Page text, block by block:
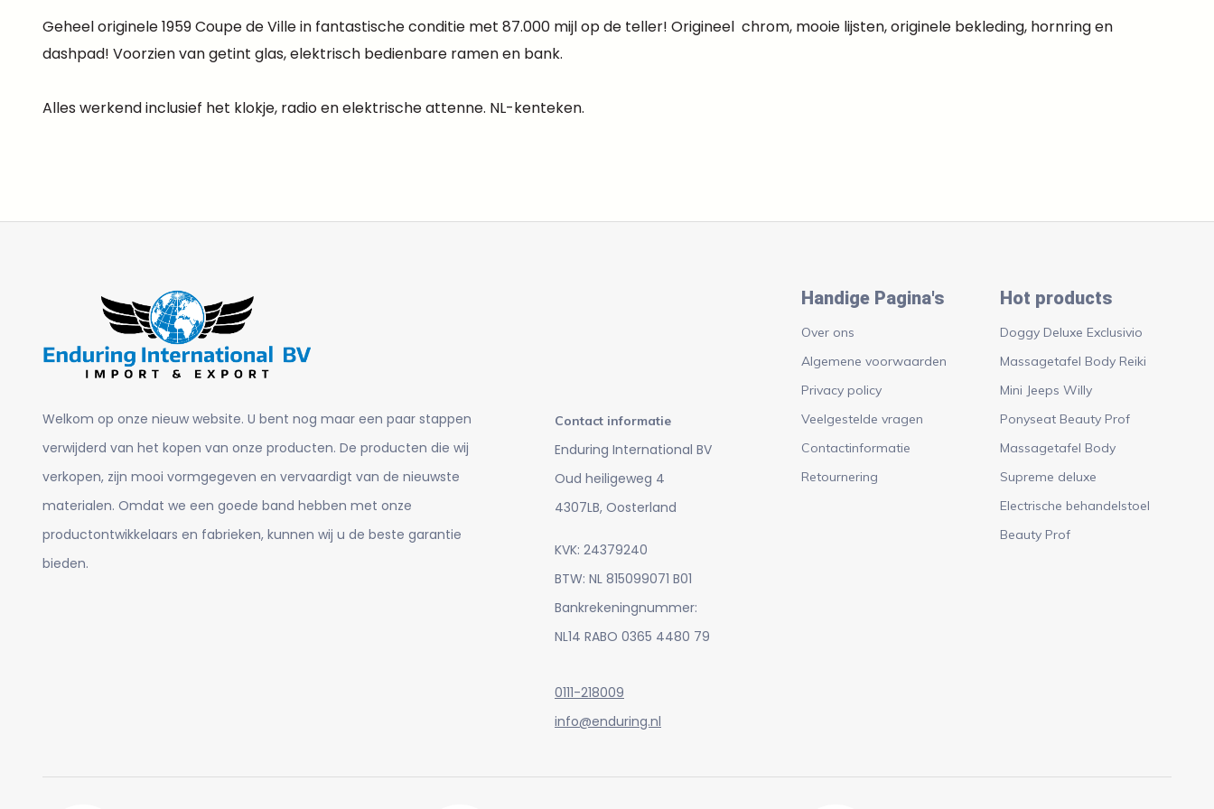
Geheel originele 1959 Coupe de Ville in fantastische conditie met 87.000 mijl op de teller! Origineel chrom, mooie lijsten, originele bekleding, hornring en
dashpad! Voorzien van getint glas, elektrisch bedienbare ramen en bank.
Alles werkend inclusief het klokje, radio en elektrische attenne. NL-kenteken.
Welkom op onze nieuw website. U bent nog maar een paar stappen
verwijderd van het kopen van onze producten. De producten die wij
verkopen, zijn mooi vormgegeven en vervaardigt van de nieuwste
materialen. Omdat we een goede band hebben met onze
productontwikkelaars en fabrieken, kunnen wij u de beste garantie
bieden.
Contact informatie
Enduring International BV
Oud heiligeweg 4
4307LB, Oosterland
KVK: 24379240
BTW: NL 815099071 B01
Bankrekeningnummer:
NL14 RABO 0365 4480 79
0111-218009
info@enduring.nl
Handige Pagina's
Over ons
Algemene voorwaarden
Privacy policy
Veelgestelde vragen
Contactinformatie
Retournering
Hot products
Doggy Deluxe Exclusivio
Massagetafel Body Reiki
Mini Jeeps Willy
Ponyseat Beauty Prof
Massagetafel Body
Supreme deluxe
Electrische behandelstoel
Beauty Prof